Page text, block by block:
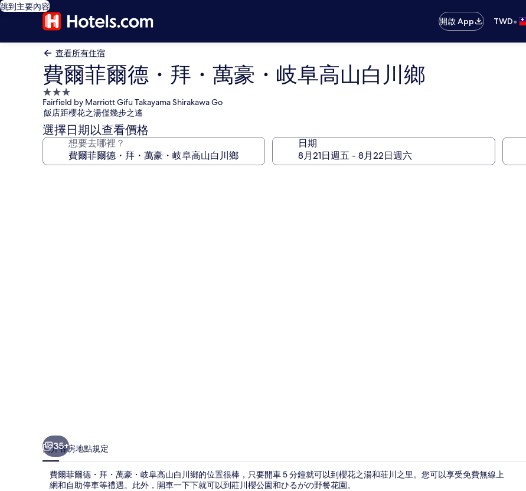
跳到主要內容
開啟 App
TWD•
查看所有住宿
費爾菲爾德・拜・萬豪・岐阜高山白川鄉
3.0
星
級
住
宿
Fairfield by Marriott Gifu Takayama Shirakawa Go
飯店距櫻花之湯僅幾步之遙
選擇日期以查看價格
想要去哪裡？ 日期
鄉
的
相
35+
簡介客房地點規定
費爾菲爾德・拜・萬豪・岐阜高山白川鄉的位置很棒，只要開車 5 分鐘就可以到櫻花之湯和荘川之里。您可以享受免費無線上
網和自助停車等禮遇。此外，開車一下下就可以到莊川櫻公園和ひるがの野餐花園。